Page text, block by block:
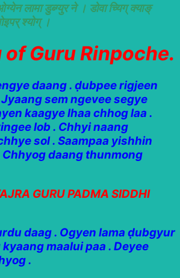
लामा डुब्ग्युर ने । डोवा च्यिग् क्याङ्
श्योग् ।
Guru Rinpoche.
daang . ḍubpee rigjeen
sem ngevee segye
kaagye lhaa chhog laa .
lob . Chhyi naang
sol . Saampaa yishhin
daang thunmong
GURU PADMA SIDDHI
daag . Ogyen lama ḍubgyur
maalui paa . Deyee
.